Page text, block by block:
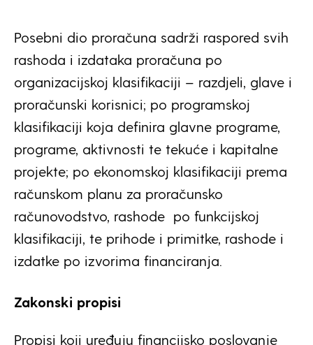
Posebni dio proračuna sadrži raspored svih
rashoda i izdataka proračuna po
organizacijskoj klasifikaciji – razdjeli, glave i
proračunski korisnici; po programskoj
klasifikaciji koja definira glavne programe,
programe, aktivnosti te tekuće i kapitalne
projekte; po ekonomskoj klasifikaciji prema
računskom planu za proračunsko
računovodstvo, rashode po funkcijskoj
klasifikaciji, te prihode i primitke, rashode i
izdatke po izvorima financiranja.
Zakonski propisi
Propisi koji uređuju financijsko poslovanje